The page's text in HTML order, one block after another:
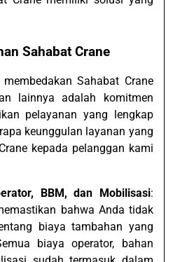
Sahabat Crane
Sahabat Crane
lainnya adalah komitmen
pelayanan yang lengkap
keunggulan layanan yang
kepada pelanggan kami
BBM, dan Mobilisasi:
bahwa Anda tidak
biaya tambahan yang
biaya operator, bahan